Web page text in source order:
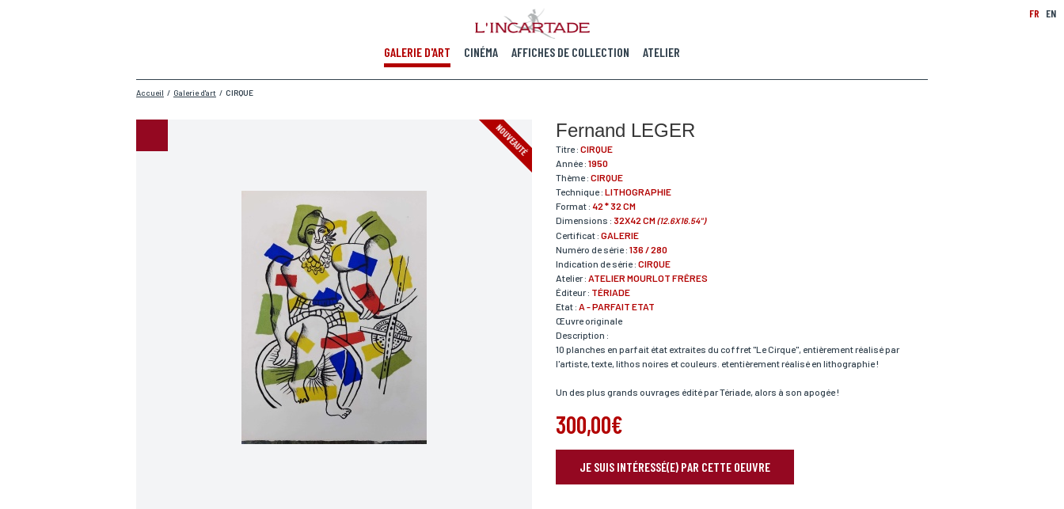
GALERIE D'ART CINÉMA AFFICHES DE COLLECTION ATELIER
FR EN
Accueil / Galerie d'art / CIRQUE
NOUVEAUTÉ Fernand LEGER
Titre : CIRQUE
Année : 1950
Thème : CIRQUE
Technique : LITHOGRAPHIE
Format : 42 * 32 CM
Dimensions : 32X42 CM(12.6X16.54")
Certificat : GALERIE
Numéro de série : 136 / 280
Indication de série : CIRQUE
Atelier : ATELIER MOURLOT FRÊRES
Éditeur : TÉRIADE
Etat : A - PARFAIT ETAT
Œuvre originale
Description :
10 planches en parfait état extraites du coffret "Le Cirque", entièrement réalisé par
l'artiste, texte, lithos noires et couleurs. etentièrement réalisé en lithographie !
Un des plus grands ouvrages édité par Tériade, alors à son apogée !
300,00€
JE SUIS INTÉRESSÉ(E) PAR CETTE OEUVRE